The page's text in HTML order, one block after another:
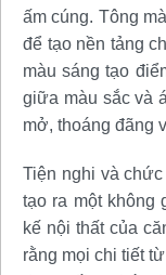
ấm cúng. Tông
để tạo nền tảng
màu sáng tạo
giữa màu sắc và
mở, thoáng đãng
Tiện nghi và
tạo ra một không
kế nội thất của
rằng mọi chi tiết